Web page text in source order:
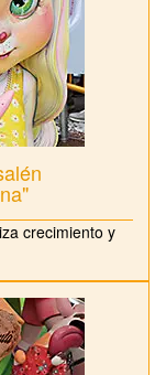
crecimiento y